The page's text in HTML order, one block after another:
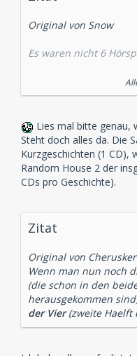
Original von Snow
Es waren nicht 6
Der adlige Junggeselle
Die einsame
Der schwarze Peter
Abbey Grange
Der zweite Fleck
Wisteria Lodge
Der Teufelsfuß
Lies mal bitte genau,
Steht doch alles da. Die
Kurzgeschichten (1 CD),
Random House 2 der
CDs pro Geschichte).
Zitat
Original von Cherusker
Wenn man nun noch
(die schon in den
herausgekommen
der Vier(zweite Haelft